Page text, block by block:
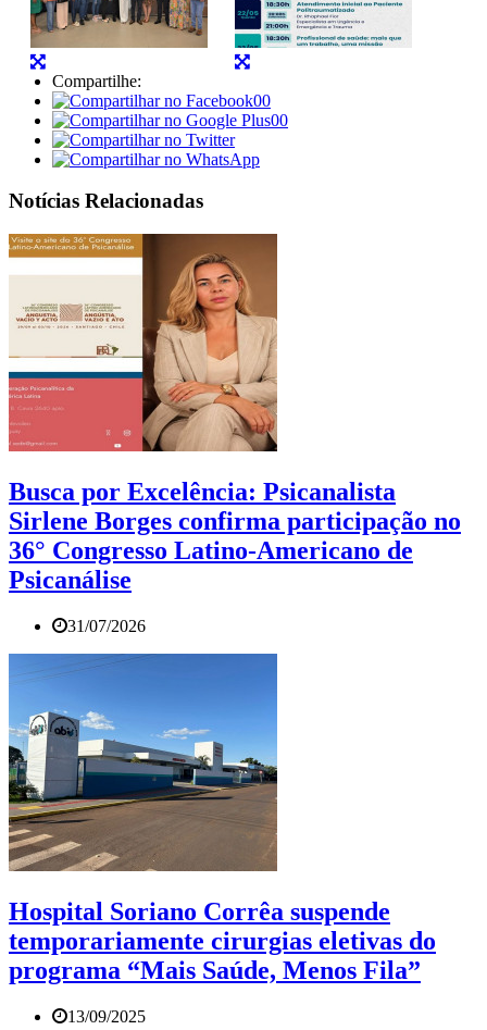
Compartilhe:
00
00
Notícias Relacionadas
Busca por Excelência: Psicanalista
Sirlene Borges confirma participação no
36° Congresso Latino-Americano de
Psicanálise
31/07/2026
Hospital Soriano Corrêa suspende
temporariamente cirurgias eletivas do
programa “Mais Saúde, Menos Fila”
13/09/2025